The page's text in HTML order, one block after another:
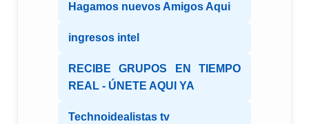
Hagamos nuevos Amigos Aqui
ingresos intel
RECIBE GRUPOS EN TIEMPO
REAL - ÚNETE AQUI YA
Technoidealistas tv